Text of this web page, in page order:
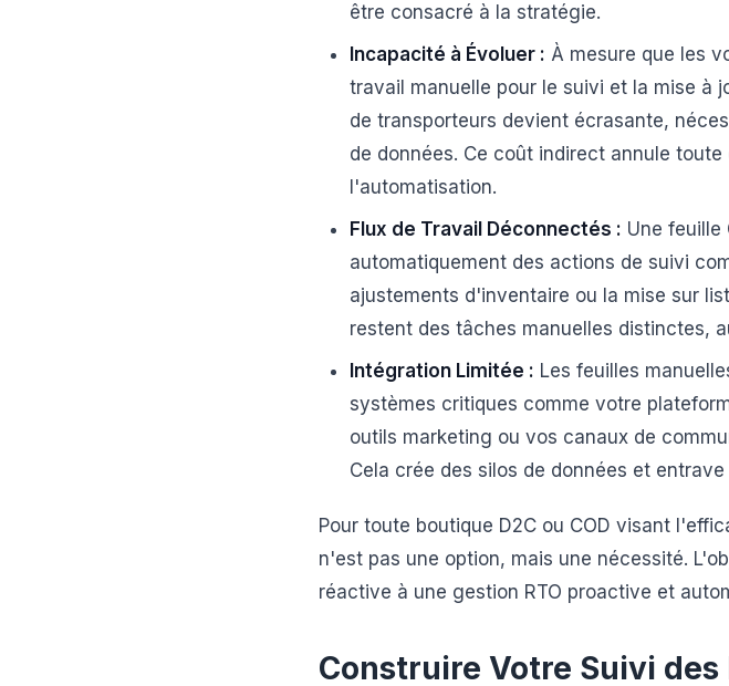
être consacré à la stratégie.
Incapacité à Évoluer : À mesure que les
travail manuelle pour le suivi et la mise à
de transporteurs devient écrasante,
de données. Ce coût indirect annule
l'automatisation.
Flux de Travail Déconnectés : Une feuille
automatiquement des actions de suivi
ajustements d'inventaire ou la mise sur
restent des tâches manuelles distinctes,
Intégration Limitée : Les feuilles
systèmes critiques comme votre
outils marketing ou vos canaux de
Cela crée des silos de données et
Pour toute boutique D2C ou COD visant
n'est pas une option, mais une nécessité.
réactive à une gestion RTO proactive et
Construire Votre Suivi des